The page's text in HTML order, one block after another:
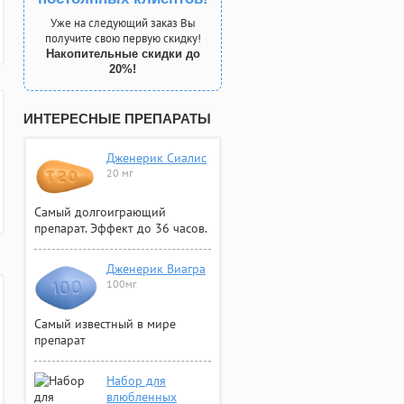
Уже на следующий заказ Вы
получите свою первую скидку!
Накопительные скидки до
20%!
ИНТЕРЕСНЫЕ ПРЕПАРАТЫ
Дженерик Сиалис
20 мг
Самый долгоиграющий
препарат. Эффект до 36 часов.
Дженерик Виагра
100мг
Самый известный в мире
препарат
Набор для
влюбленных